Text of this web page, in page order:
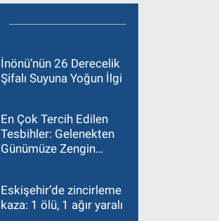
İnönü’nün 26 Derecelik
Şifalı Suyuna Yoğun İlgi
En Çok Tercih Edilen
Tesbihler: Gelenekten
Günümüze Zengin
Eskişehir’de zincirleme
kaza: 1 ölü, 1 ağır yaralı